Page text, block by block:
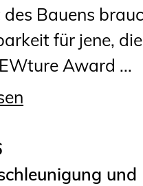
Bauens
für jene,
Award ...